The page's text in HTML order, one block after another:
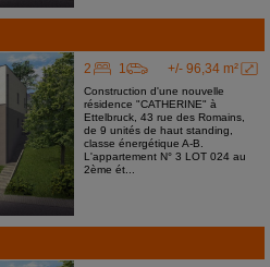
+/- 96,34 m²
2 1
Construction d'une nouvelle
résidence "CATHERINE" à
Ettelbruck, 43 rue des Romains,
de 9 unités de haut standing,
classe énergétique A-B.
L'appartement N° 3 LOT 024 au
2ème ét...